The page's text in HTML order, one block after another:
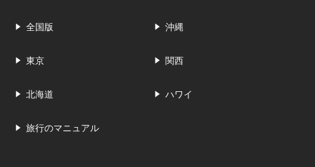
全国版 沖縄
東京 関西
北海道 ハワイ
旅行のマニュアル